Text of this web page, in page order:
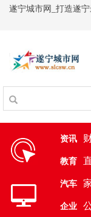
遂宁城市网_打造遂
资讯
教育
汽车
企业